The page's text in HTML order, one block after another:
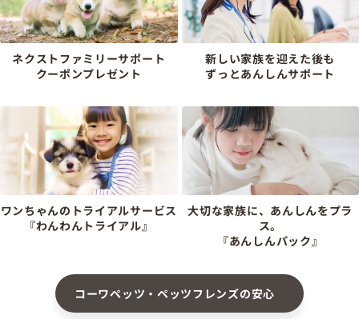
ネクストファミリーサポート
クーポンプレゼント
新しい家族を迎えた後も
ずっとあんしんサポート
ワンちゃんのトライアルサービス
『わんわんトライアル』
大切な家族に、あんしんをプラ
ス。
『あんしんパック』
コーワペッツ・ペッツフレンズの安心